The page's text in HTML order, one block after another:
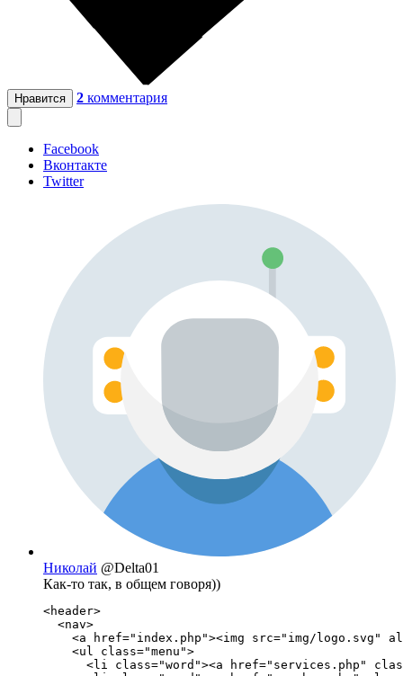
Нравится 2 комментария
Facebook
Вконтакте
Twitter
Николай @Delta01
Как-то так, в общем говоря))
<header>
  <nav>
<a href="index.php"><img src="img/logo.svg"
    <ul class="menu">
<li class="word"><a href="services.php"